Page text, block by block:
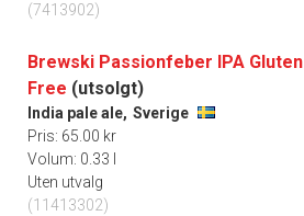
(7413902)
Brewski Passionfeber IPA Gluten
Free (utsolgt)
India pale ale, Sverige
Pris: 65.00 kr
Volum: 0.33 l
Uten utvalg
(11413302)